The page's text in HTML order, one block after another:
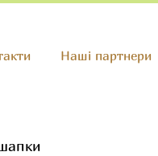
Наші партнери